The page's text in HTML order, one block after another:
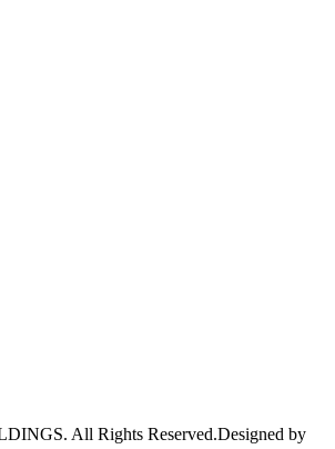
All Rights Reserved.Designed by